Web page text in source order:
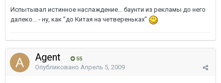
Испытывал истинное наслаждение... баунти из рекламы до него
далеко... - ну, как "до Китая на четвереньках"
Agent 55
Опубликовано Апрель 5, 2009